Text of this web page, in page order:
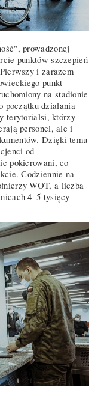
prowadzonej
punktów szczepień
i zarazem
punkt
na stadionie
początku działania
terytorialsi, którzy
personel, ale i
Dzięki temu
od
pokierowani, co
Codziennie na
WOT, a liczba
4–5 tysięcy